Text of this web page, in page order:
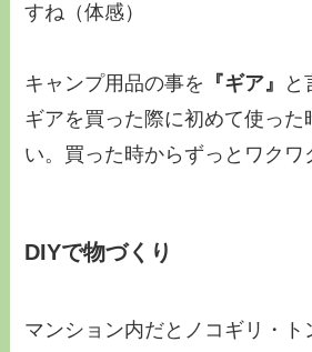
すね（体感）
キャンプ用品の事を 『ギア』
と
ギアを買った際に初めて使った
い。買った時からずっとワクワ
DIYで物づくり
マンション内だとノコギリ・ト